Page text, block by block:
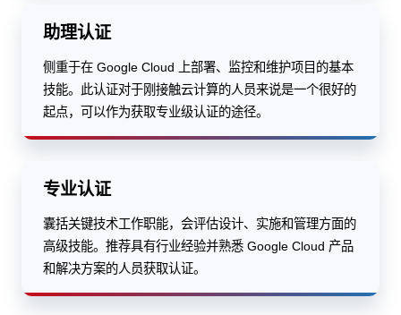
助理认证
侧重于在 Google Cloud 上部署、监控和维护项目的基本
技能。此认证对于刚接触云计算的人员来说是一个很好的
起点，可以作为获取专业级认证的途径。
专业认证
囊括关键技术工作职能，会评估设计、实施和管理方面的
高级技能。推荐具有行业经验并熟悉 Google Cloud 产品
和解决方案的人员获取认证。